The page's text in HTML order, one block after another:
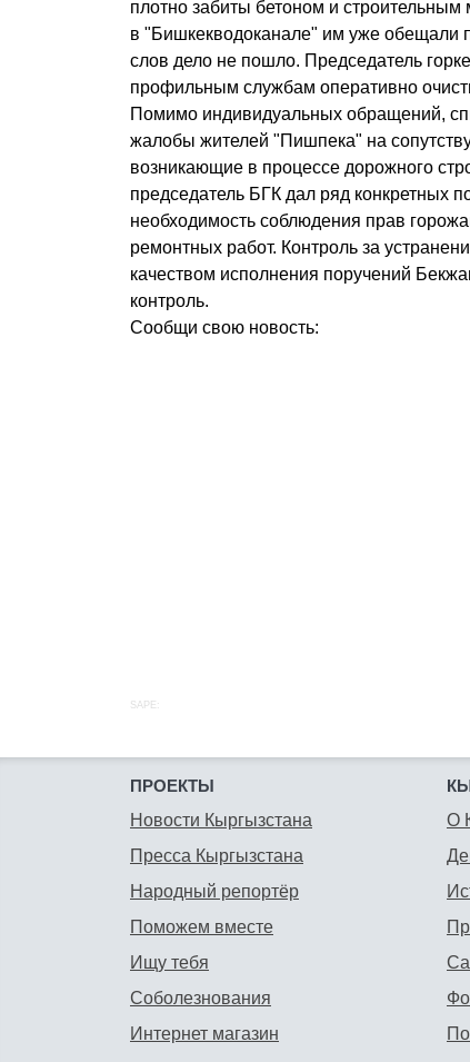
плотно забиты бетоном и
в "Бишкекводоканале" им уже обещали
слов дело не пошло. Председатель
профильным службам оперативно
Помимо индивидуальных обращений,
жалобы жителей "Пишпека" на
возникающие в процессе дорожного
председатель БГК дал ряд конкретных
необходимость соблюдения прав
ремонтных работ. Контроль за
качеством исполнения поручений
контроль.
Сообщи свою новость:
SAPE:
ПРОЕКТЫ
Новости Кыргызстана
Пресса Кыргызстана
Народный репортёр
Поможем вместе
Ищу тебя
Соболезнования
Интернет магазин
О